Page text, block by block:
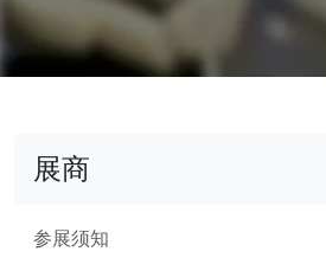
展商
参展须知